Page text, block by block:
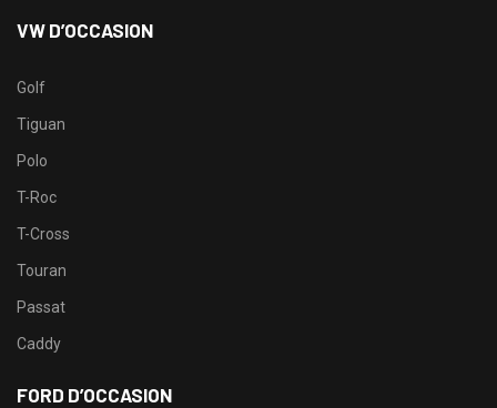
VW D’OCCASION
Golf
Tiguan
Polo
T-Roc
T-Cross
Touran
Passat
Caddy
FORD D’OCCASION